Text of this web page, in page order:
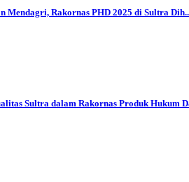
Mendagri, Rakornas PHD 2025 di Sultra
Sultra dalam Rakornas Produk Hukum